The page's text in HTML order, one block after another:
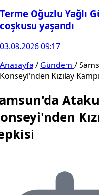
Terme Oğuzlu Yağlı
coşkusu yaşandı
03.08.2026 09:17
Anasayfa / Gündem /
Konseyi'nden Kızılay